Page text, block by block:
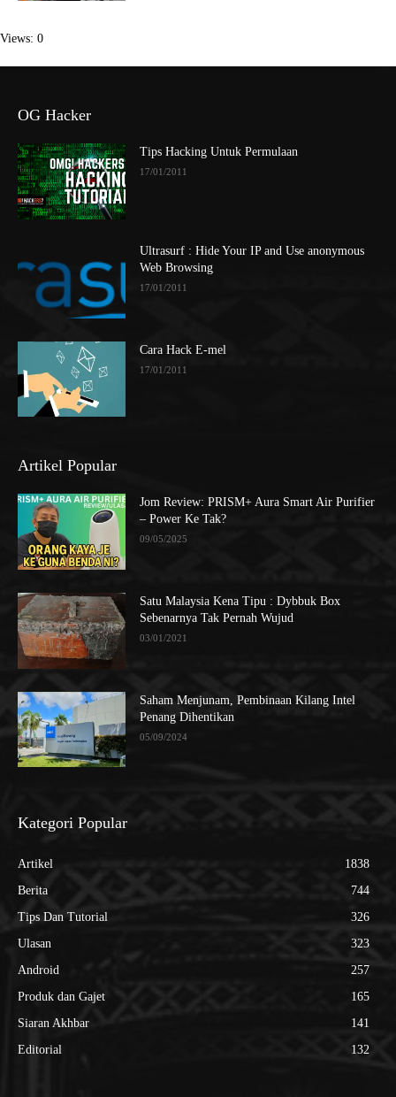
Views: 0
OG Hacker
Tips Hacking Untuk Permulaan
17/01/2011
Ultrasurf : Hide Your IP and Use anonymous
Web Browsing
17/01/2011
Cara Hack E-mel
17/01/2011
Artikel Popular
Jom Review: PRISM+ Aura Smart Air Purifier
– Power Ke Tak?
09/05/2025
Satu Malaysia Kena Tipu : Dybbuk Box
Sebenarnya Tak Pernah Wujud
03/01/2021
Saham Menjunam, Pembinaan Kilang Intel
Penang Dihentikan
05/09/2024
Kategori Popular
Artikel
1838
Berita
744
Tips Dan Tutorial
326
Ulasan
323
Android
257
Produk dan Gajet
165
Siaran Akhbar
141
Editorial
132